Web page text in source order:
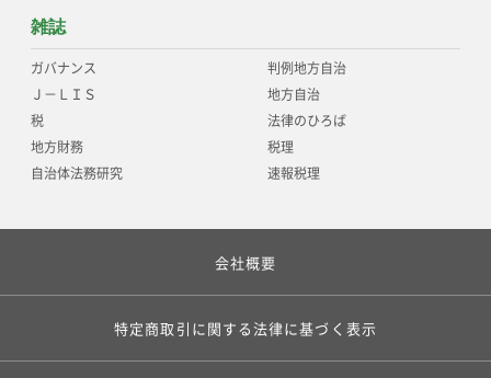
雑誌
ガバナンス
Ｊ－ＬＩＳ
税
地方財務
自治体法務研究
判例地方自治
地方自治
法律のひろば
税理
速報税理
会社概要
特定商取引に関する法律に基づく表示